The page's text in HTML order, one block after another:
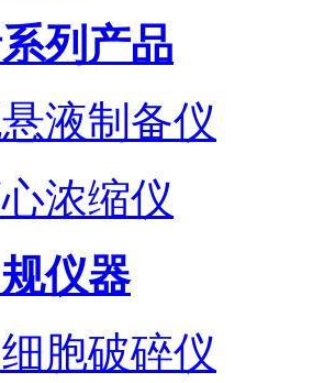
列产品
液制备仪
浓缩仪
仪器
胞破碎仪